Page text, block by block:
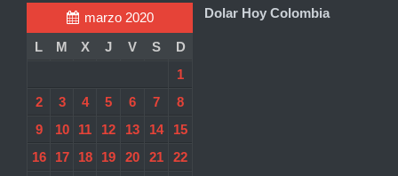
marzo 2020
L
M X J V S
D
1
2
3 4 5 6 7
8
9
10 11 12 13 14
15
16
17 18 19 20 21
22
Dolar Hoy Colombia